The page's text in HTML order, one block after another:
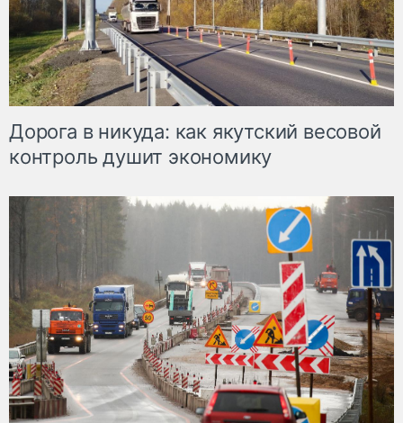
Дорога в никуда: как якутский весовой
контроль душит экономику